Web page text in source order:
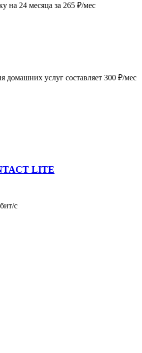
на 24 месяца за 265 ₽/мес
домашних услуг составляет 300 ₽/мес
LITE
с